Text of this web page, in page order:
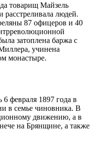
товарищ Майзель
расстреливала людей.
87 офицеров и 40
затоплена баржа с
учинена
монастыре.
февраля 1897 года в
в семье чиновника. В
движению, а в
на Брянщине, а также